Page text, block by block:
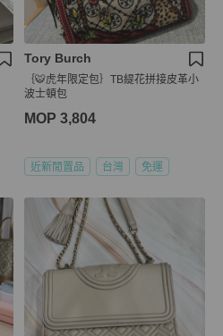
Tory Burch
｛🐯虎年限定包｝TB緹花拼接皮革小
波士頓包
MOP 3,804
近新閒置品 台灣 免運